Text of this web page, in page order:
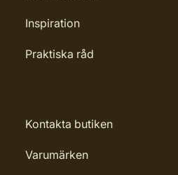
Inspiration
Praktiska råd
Kontakta butiken
Varumärken